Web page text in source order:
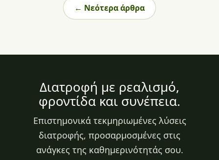
← Νεότερα άρθρα
Διατροφή με ρεαλισμό,
φροντίδα και συνέπεια.
Επιστημονικά τεκμηριωμένες λύσεις
διατροφής, προσαρμοσμένες στις
ανάγκες της καθημερινότητάς σου.